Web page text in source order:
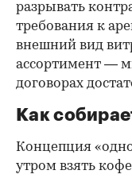
разрывать
требования к
внешний вид
ассортимент —
договорах
Как
Концепция
утром взять